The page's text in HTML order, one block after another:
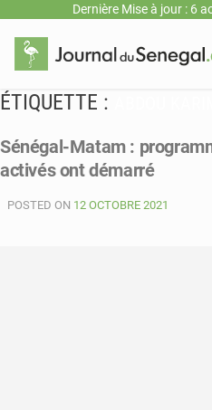
Dernière Mise à jour : 6
ÉTIQUETTE :
Sénégal-Matam :
activés ont démarré
POSTED ON 12 OCTOBRE 2021